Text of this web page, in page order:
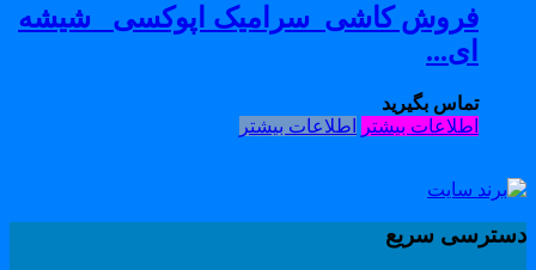
فروش کاشی_سرامیک اپوکسی _شیشه
ای...
تماس بگیرید
اطلاعات بیشتر اطلاعات بیشتر
سریع